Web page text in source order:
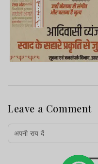
Leave a Comment